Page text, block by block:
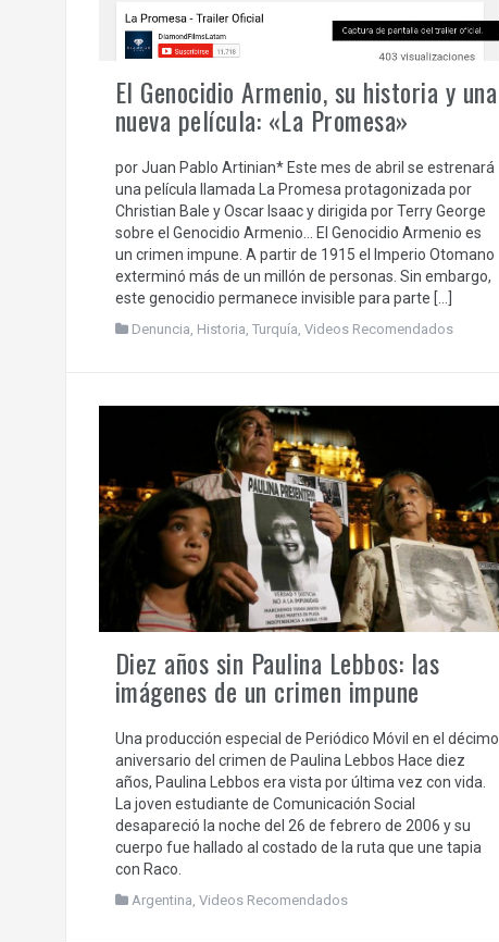
El Genocidio Armenio, su historia y una
nueva película: «La Promesa»
por Juan Pablo Artinian* Este mes de abril se estrenará
una película llamada La Promesa protagonizada por
Christian Bale y Oscar Isaac y dirigida por Terry George
sobre el Genocidio Armenio… El Genocidio Armenio es
un crimen impune. A partir de 1915 el Imperio Otomano
exterminó más de un millón de personas. Sin embargo,
este genocidio permanece invisible para parte […]
Denuncia Historia Turquía Videos Recomendados
Diez años sin Paulina Lebbos: las
imágenes de un crimen impune
Una producción especial de Periódico Móvil en el décimo
aniversario del crimen de Paulina Lebbos Hace diez
años, Paulina Lebbos era vista por última vez con vida.
La joven estudiante de Comunicación Social
desapareció la noche del 26 de febrero de 2006 y su
cuerpo fue hallado al costado de la ruta que une tapia
con Raco.
Argentina, Videos Recomendados